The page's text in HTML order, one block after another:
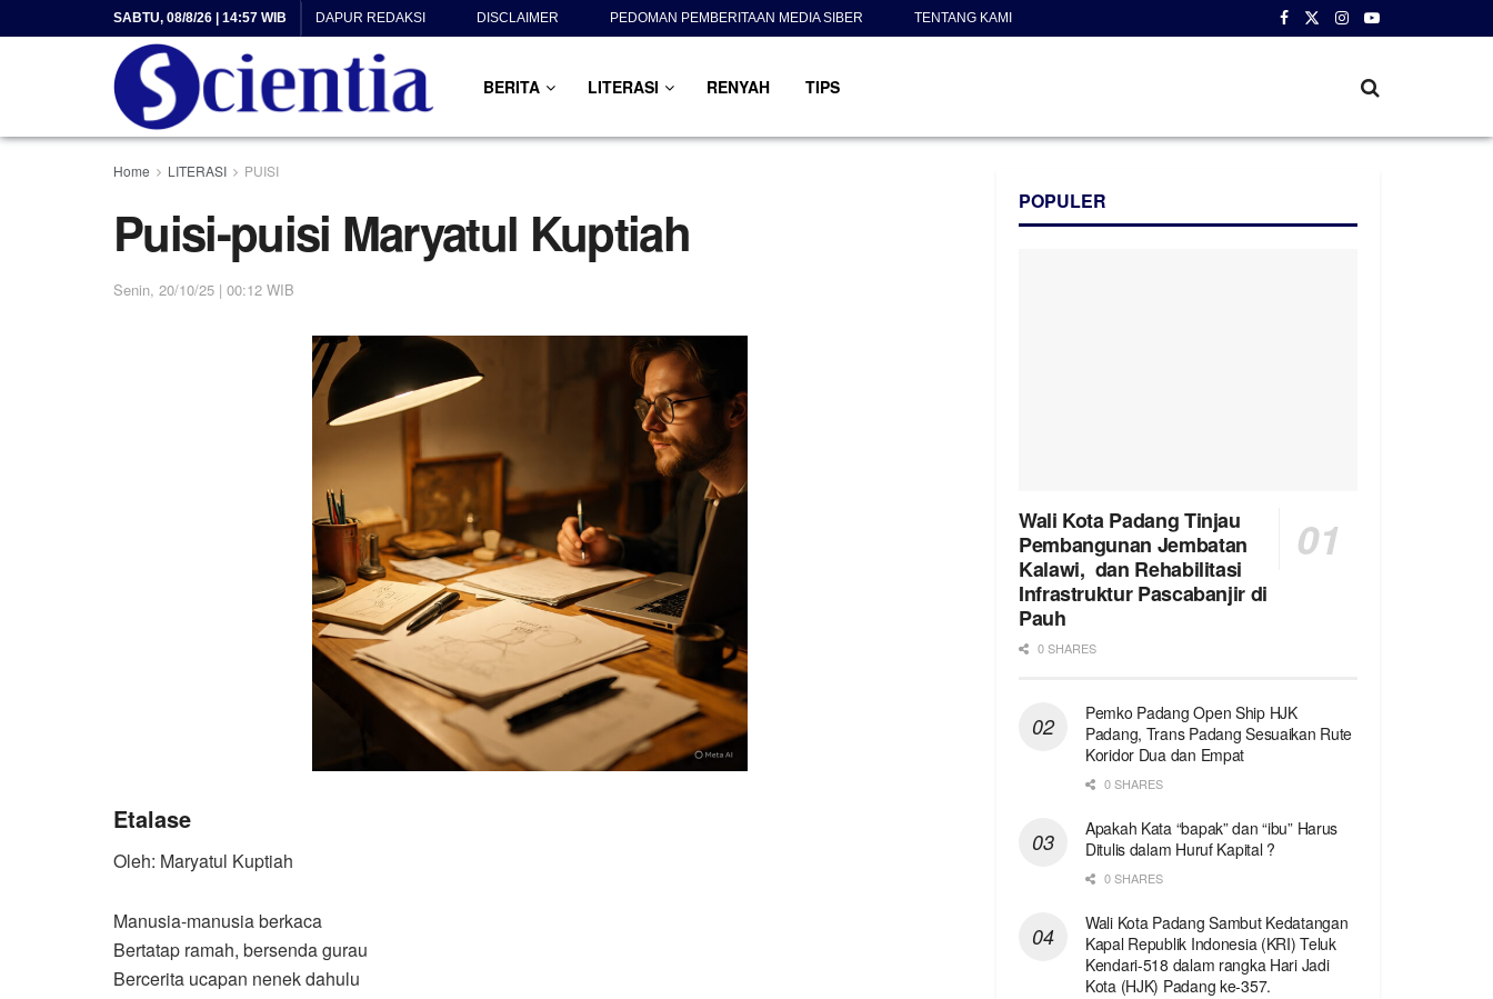
SABTU, 08/8/26 | 14:57 WIB DAPUR REDAKSI DISCLAIMER PEDOMAN PEMBERITAAN MEDIA SIBER TENTANG KAMI
BERITA LITERASI RENYAH TIPS
Home LITERASI PUISI
Puisi-puisi Maryatul Kuptiah
Senin, 20/10/25 | 00:12 WIB
Etalase
Oleh: Maryatul Kuptiah
Manusia-manusia berkaca
Bertatap ramah, bersenda gurau
Bercerita ucapan nenek dahulu
POPULER
Wali Kota Padang Tinjau
Pembangunan Jembatan
Kalawi, dan Rehabilitasi
Infrastruktur Pascabanjir di
Pauh
0 SHARES
Pemko Padang Open Ship HJK
Padang, Trans Padang Sesuaikan Rute
Koridor Dua dan Empat
0 SHARES
Apakah Kata “bapak” dan “ibu” Harus
Ditulis dalam Huruf Kapital ?
0 SHARES
Wali Kota Padang Sambut Kedatangan
Kapal Republik Indonesia (KRI) Teluk
Kendari-518 dalam rangka Hari Jadi
Kota (HJK) Padang ke-357.